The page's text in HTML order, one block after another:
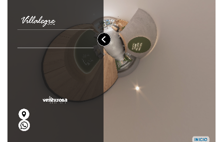
2 baños
COTIZAR AHORA